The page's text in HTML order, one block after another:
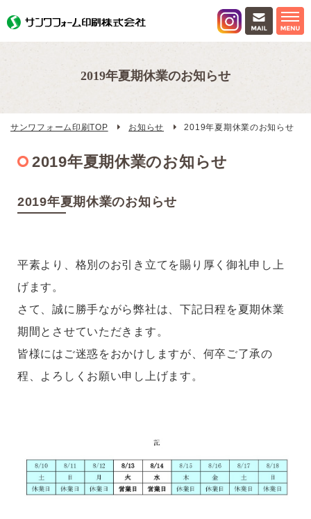
2019年夏期休業のお知らせ
サンワフォーム印刷TOP お知らせ 2019年夏期休業のお知らせ
2019年夏期休業のお知らせ
2019年夏期休業のお知らせ
平素より、格別のお引き立てを賜り厚く御礼申し上
げます。
さて、誠に勝手ながら弊社は、下記日程を夏期休業
期間とさせていただきます。
皆様にはご迷惑をおかけしますが、何卒ご了承の
程、よろしくお願い申し上げます。